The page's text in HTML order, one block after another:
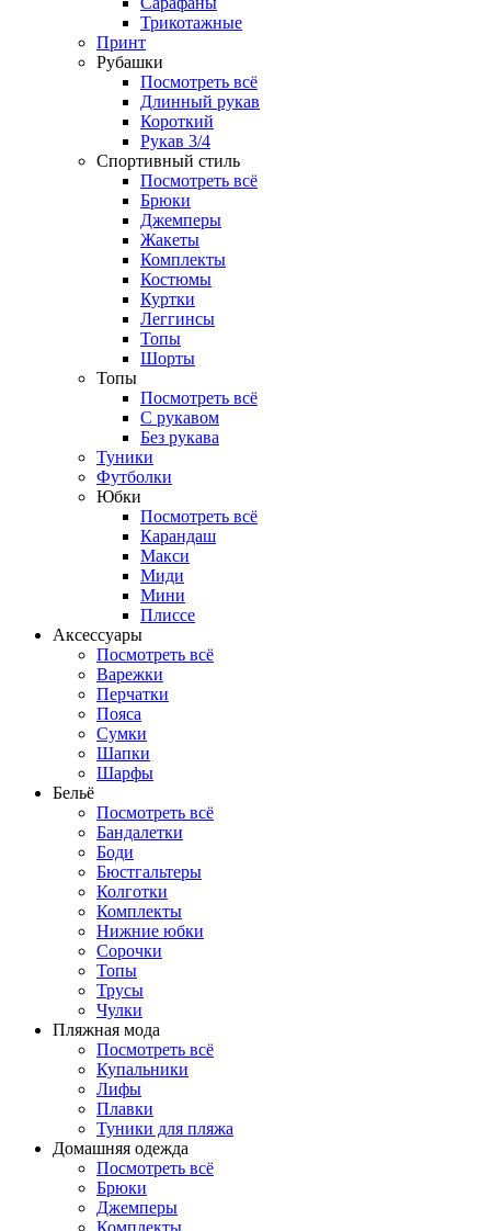
Трикотажные
Принт
Рубашки
Посмотреть всё
Длинный рукав
Короткий
Рукав 3/4
Спортивный стиль
Посмотреть всё
Брюки
Джемперы
Жакеты
Комплекты
Костюмы
Куртки
Леггинсы
Топы
Шорты
Топы
Посмотреть всё
C рукавом
Без рукава
Туники
Футболки
Юбки
Посмотреть всё
Карандаш
Макси
Миди
Мини
Плиссе
Аксессуары
Посмотреть всё
Варежки
Перчатки
Пояса
Сумки
Шапки
Шарфы
Бельё
Посмотреть всё
Бандалетки
Боди
Бюстгальтеры
Колготки
Комплекты
Нижние юбки
Сорочки
Топы
Трусы
Чулки
Пляжная мода
Посмотреть всё
Купальники
Лифы
Плавки
Туники для пляжа
Домашняя одежда
Посмотреть всё
Брюки
Джемперы
Комплекты